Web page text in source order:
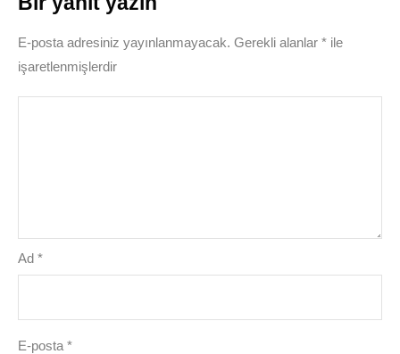
E-posta adresiniz yayınlanmayacak. Gerekli alanlar * ile
işaretlenmişlerdir
Ad *
E-posta *